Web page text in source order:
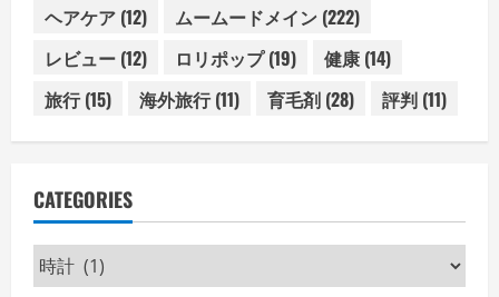
ヘアケア (12) ムームードメイン (222)
レビュー (12) ロリポップ(19) 健康 (14)
旅行(15) 海外旅行(11) 育毛剤 (28) 評判 (11)
CATEGORIES
Categories